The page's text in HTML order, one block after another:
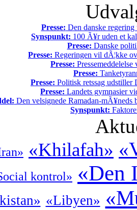
Presse: Den danske
Synspunkt: 100 Ã¥r uden et
Presse: Danske
Presse: Regeringen vil dÃ¦kke
Presse:
Presse:
Presse: Politisk retssag udstiller
Presse: Landets gymnasier
Den velsignede Ramadan-mÃ¥neds
Synspunkt:
«Khilafah»
kontrol» «Den
«Libyen»